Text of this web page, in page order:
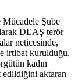
Şube
DEAŞ terör
neticesinde,
irtibat kurulduğu,
kadın
edildiğini aktaran